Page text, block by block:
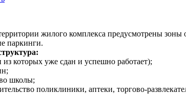
жилого комплекса предусмотрены
паркинги.
из которых уже сдан и успешно работает);
школы;
поликлиники, аптеки, торгово-